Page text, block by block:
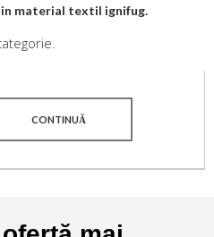
material textil ignifug.
CONTINUĂ